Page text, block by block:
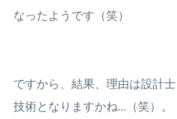
なったようです（笑）
ですから、結果、理由は設計
技術となりますかね…（笑）。